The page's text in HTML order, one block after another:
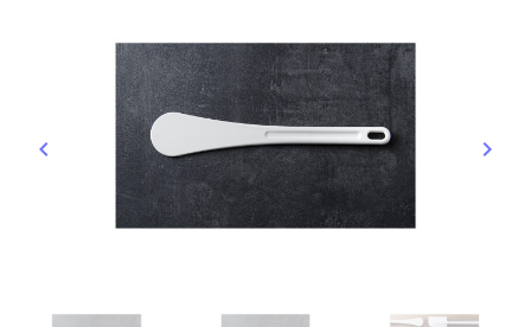
Précédent
keyboard_arrow_left keyboard_arrow_right